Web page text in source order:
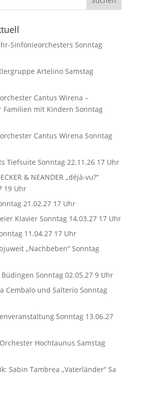
Sinfonieorchesters Sonntag
Artelino Samstag
Cantus Wirena –
Familien mit Kindern Sonntag
Cantus Wirena Sonntag
Tiefsuite Sonntag 22.11.26 17 Uhr
& NEANDER „déjà-vu?“
19 Uhr
21.02.27 17 Uhr
Klavier Sonntag 14.03.27 17 Uhr
11.04.27 17 Uhr
„Nachbeben“ Sonntag
Sonntag 02.05.27 9 Uhr
Cembalo und Salterio Sonntag
Sonntag 13.06.27
Hochtaunus Samstag
Sabin Tambrea „Vaterländer“ Sa